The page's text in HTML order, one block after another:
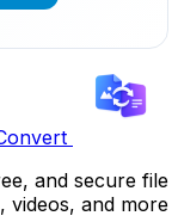
and secure file
and more.